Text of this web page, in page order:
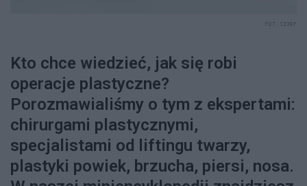
Kto chce wiedzieć, jak się robi
operacje plastyczne?
Porozmawialiśmy o tym z ekspertami:
chirurgami plastycznymi,
specjalistami od liftingu twarzy,
plastyki powiek, brzucha, piersi, nosa.